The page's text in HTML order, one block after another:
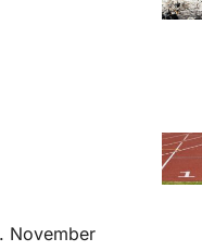
November